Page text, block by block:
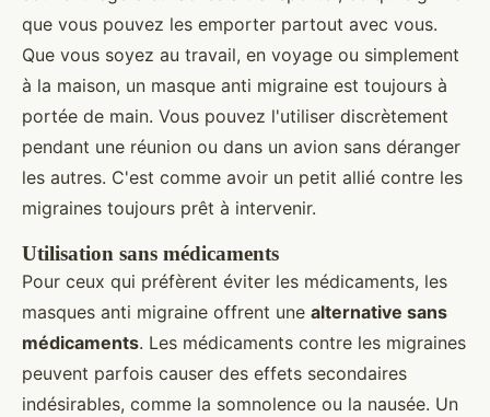
que vous pouvez les emporter partout avec vous.
Que vous soyez au travail, en voyage ou simplement
à la maison, un masque anti migraine est toujours à
portée de main. Vous pouvez l'utiliser discrètement
pendant une réunion ou dans un avion sans déranger
les autres. C'est comme avoir un petit allié contre les
migraines toujours prêt à intervenir.
Utilisation sans médicaments
Pour ceux qui préfèrent éviter les médicaments, les
masques anti migraine offrent une alternative sans
médicaments. Les médicaments contre les migraines
peuvent parfois causer des effets secondaires
indésirables, comme la somnolence ou la nausée. Un